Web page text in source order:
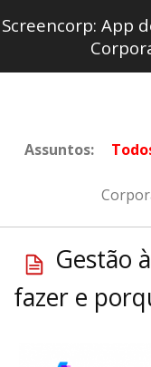
Screencorp: App
Assuntos:
Gestão
fazer e